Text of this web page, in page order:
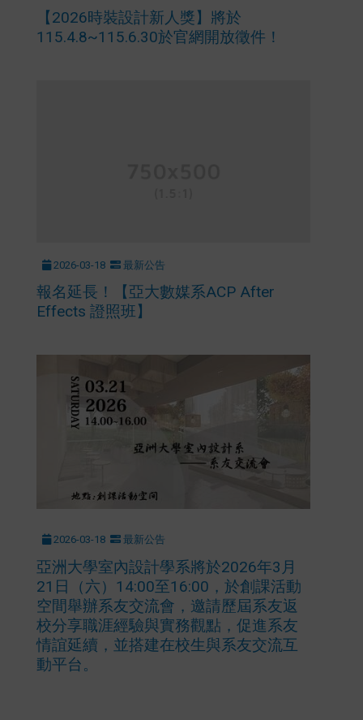
【2026時裝設計新人獎】將於
115.4.8~115.6.30於官網開放徵件！
2026-03-18 最新公告
報名延長！【亞大數媒系ACP After
Effects 證照班】
2026-03-18 最新公告
亞洲大學室內設計學系將於2026年3月
21日（六）14:00至16:00，於創課活動
空間舉辦系友交流會，邀請歷屆系友返
校分享職涯經驗與實務觀點，促進系友
情誼延續，並搭建在校生與系友交流互
動平台。